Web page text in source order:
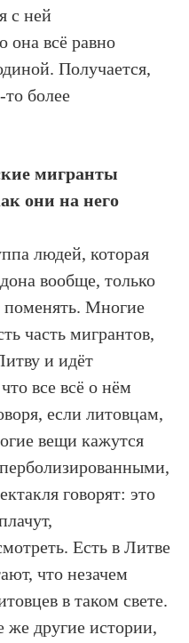
с ней
она всё равно
Получается,
более
мигранты
они на него
людей, которая
вообще, только
поменять. Многие
часть мигрантов,
и идёт
все всё о нём
если литовцам,
вещи кажутся
говорят: это
Есть в Литве
что незачем
в таком свете.
другие истории,